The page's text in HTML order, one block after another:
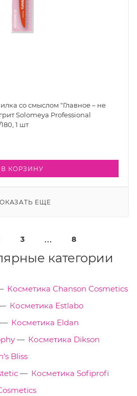
со смыслом "Главное – не
Solomeya Professional
1 шт
В КОРЗИНУ
ЕЩЕ
3 8
категории
Косметика Chanson Cosmetics
Косметика Estlabo
Косметика Eldan
Косметика Dikson
Bliss
Косметика Sofiprofi